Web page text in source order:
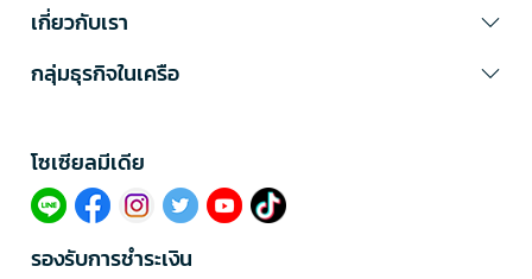
เกี่ยวกับเรา
กลุ่มธุรกิจในเครือ
โซเซียลมีเดีย​
รองรับการชำระเงิน